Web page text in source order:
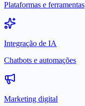
Plataformas e ferramentas
Integração de IA
Chatbots e automações
Marketing digital